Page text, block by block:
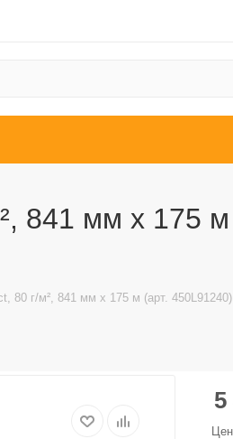
841 мм х 175 м
80 г/м², 841 мм х 175 м (арт. 450L91240)
5